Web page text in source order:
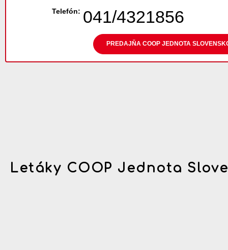
Telefón: 041/4321856
PREDAJŇA COOP JEDNOTA
Letáky COOP Jednota